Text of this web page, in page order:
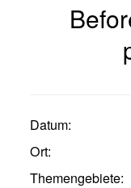
Datum:
Ort:
Themengebiete: